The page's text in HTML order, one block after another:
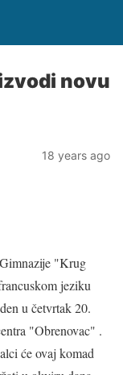
novu
18 years ago
"Krug
jeziku
u četvrtak 20.
"Obrenovac" .
će ovaj komad